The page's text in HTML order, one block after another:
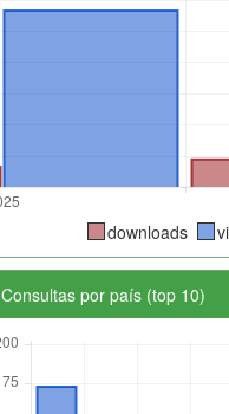
downloads
Consultas por país (top 10)